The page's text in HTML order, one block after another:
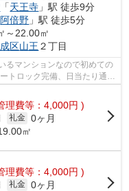
「天王寺 」駅 徒歩9分
阿倍野 」駅 徒歩5分
～22.00㎡
区山王 ２丁目
るマンションなので初めての
理費等：4,000円 )
礼金 0ヶ月
㎡
理費等：4,000円 )
礼金 0ヶ月